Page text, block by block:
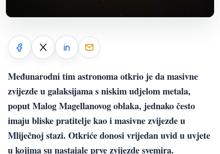
Međunarodni tim astronoma otkrio je da masivne
zvijezde u galaksijama s niskim udjelom metala,
poput Malog Magellanovog oblaka, jednako često
imaju bliske pratitelje kao i masivne zvijezde u
Mliječnoj stazi. Otkriće donosi vrijedan uvid u uvjete
u kojima su nastajale prve zvijezde svemira.